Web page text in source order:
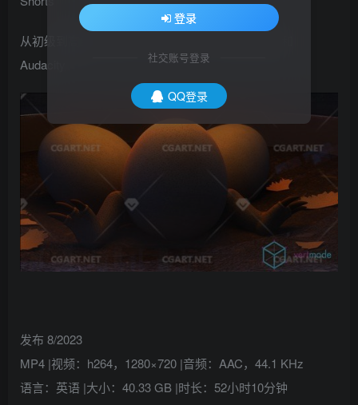
从初级到高级：Maya、Photoshop、After Effects 和
Audacity
发布 8/2023
MP4 |视频：h264，1280×720 |音频：AAC，44.1 KHz
语言：英语 |大小：40.33 GB |时长：52小时10分钟
登录
社交账号登录
QQ登录